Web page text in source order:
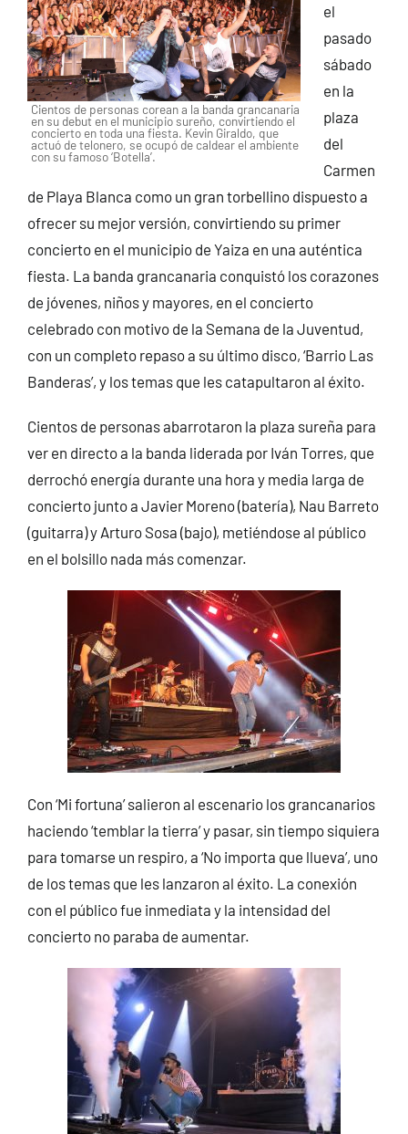
Cientos de personas corean a la banda grancanaria
en su debut en el municipio sureño, convirtiendo el
concierto en toda una fiesta. Kevin Giraldo, que
actuó de telonero, se ocupó de caldear el ambiente
con su famoso ‘Botella’.
el
pasado
sábado
en la
plaza
del
Carmen
de Playa Blanca como un gran torbellino dispuesto a
ofrecer su mejor versión, convirtiendo su primer
concierto en el municipio de Yaiza en una auténtica
fiesta. La banda grancanaria conquistó los corazones
de jóvenes, niños y mayores, en el concierto
celebrado con motivo de la Semana de la Juventud,
con un completo repaso a su último disco, ‘Barrio Las
Banderas’, y los temas que les catapultaron al éxito.
Cientos de personas abarrotaron la plaza sureña para
ver en directo a la banda liderada por Iván Torres, que
derrochó energía durante una hora y media larga de
concierto junto a Javier Moreno (batería), Nau Barreto
(guitarra) y Arturo Sosa (bajo), metiéndose al público
en el bolsillo nada más comenzar.
Con ‘Mi fortuna’ salieron al escenario los grancanarios
haciendo ‘temblar la tierra’ y pasar, sin tiempo siquiera
para tomarse un respiro, a ‘No importa que llueva’, uno
de los temas que les lanzaron al éxito. La conexión
con el público fue inmediata y la intensidad del
concierto no paraba de aumentar.